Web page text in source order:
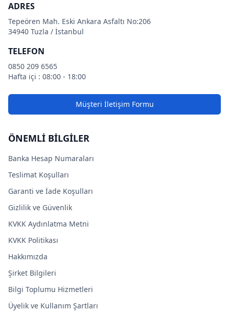
ADRES
Tepeören Mah. Eski Ankara Asfaltı No:206
34940 Tuzla / İstanbul
TELEFON
0850 209 6565
Hafta içi : 08:00 - 18:00
Müşteri İletişim Formu
ÖNEMLİ BİLGİLER
Banka Hesap Numaraları
Teslimat Koşulları
Garanti ve İade Koşulları
Gizlilik ve Güvenlik
KVKK Aydınlatma Metni
KVKK Politikası
Hakkımızda
Şirket Bilgileri
Bilgi Toplumu Hizmetleri
Üyelik ve Kullanım Şartları